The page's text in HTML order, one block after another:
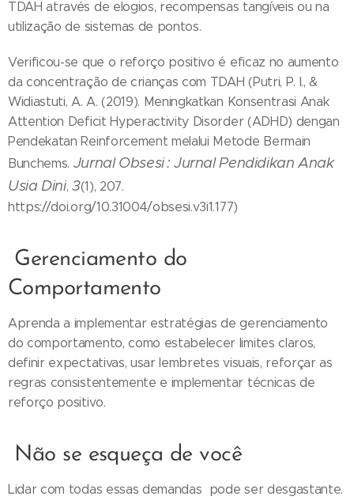
TDAH através de elogios, recompensas tangíveis ou na
utilização de sistemas de pontos.
Verificou-se que o reforço positivo é eficaz no aumento
da concentração de crianças com TDAH (Putri, P. I., &
Widiastuti, A. A. (2019). Meningkatkan Konsentrasi Anak
Attention Deficit Hyperactivity Disorder (ADHD) dengan
Pendekatan Reinforcement melalui Metode Bermain
Bunchems. Jurnal Obsesi : Jurnal Pendidikan Anak
Usia Dini,3(1), 207.
https://doi.org/10.31004/obsesi.v3i1.177)
Gerenciamento do
Comportamento
Aprenda a implementar estratégias de gerenciamento
do comportamento, como estabelecer limites claros,
definir expectativas, usar lembretes visuais, reforçar as
regras consistentemente e implementar técnicas de
reforço positivo.
Não se esqueça de você
Lidar com todas essas demandas pode ser desgastante.